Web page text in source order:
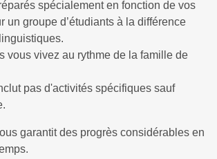
spécialement en fonction de vos
un groupe d’étudiants à la différence
vous vivez au rythme de la famille de
pas d'activités spécifiques sauf
garantit des progrès considérables en